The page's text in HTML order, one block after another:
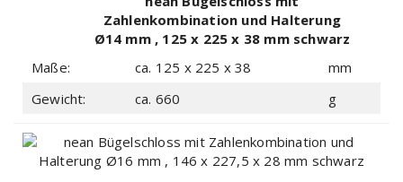
Zahlenkombination und Halterung
Ø14 mm , 125 x 225 x 38 mm schwarz
Maße:
ca. 125 x 225 x 38
mm
Gewicht:
ca. 660 g